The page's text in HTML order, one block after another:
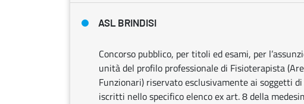
ASL BRINDISI
Concorso pubblico, per titoli ed esami, per
unità del profilo professionale di Fisioterapista
Funzionari) riservato esclusivamente ai soggetti
iscritti nello specifico elenco ex art. 8 della